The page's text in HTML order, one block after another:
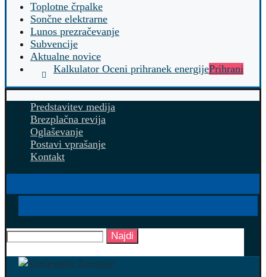
Toplotne črpalke
Sončne elektrarne
Lunos prezračevanje
Subvencije
Aktualne novice
Kalkulator Oceni prihranek energijePrihrani
Predstavitev medija
Brezplačna revija
Oglaševanje
Postavi vprašanje
Kontakt
Najdi